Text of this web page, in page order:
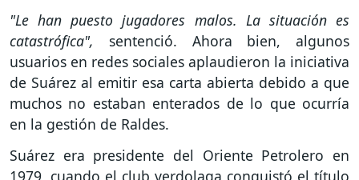
"Le han puesto jugadores malos. La situación es
catastrófica", sentenció. Ahora bien, algunos
usuarios en redes sociales aplaudieron la iniciativa
de Suárez al emitir esa carta abierta debido a que
muchos no estaban enterados de lo que ocurría
en la gestión de Raldes.
Suárez era presidente del Oriente Petrolero en
1979, cuando el club verdolaga conquistó el título